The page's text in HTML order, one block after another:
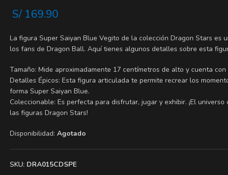
S/169.90
La figura Super Saiyan Blue Vegito de la colección Dragon Stars es
los fans de Dragon Ball. Aquí tienes algunos detalles sobre esta
Tamaño: Mide aproximadamente 17 centímetros de alto y cuenta
Detalles Épicos: Esta figura articulada te permite recrear los
forma Super Saiyan Blue.
Coleccionable: Es perfecta para disfrutar, jugar y exhibir. ¡El
las figuras Dragon Stars!
Disponibilidad: Agotado
SKU: DRA015CDSPE